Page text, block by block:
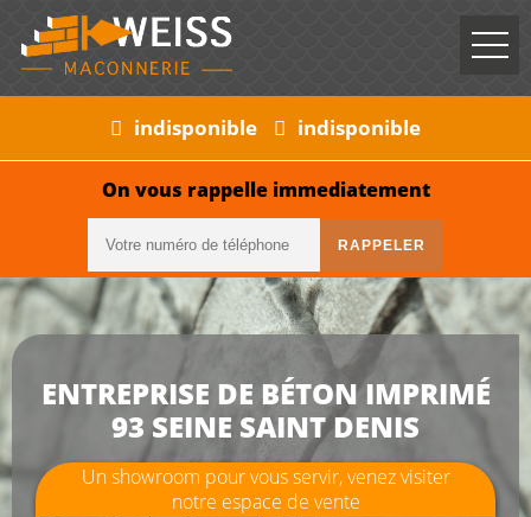
indisponible indisponible
On vous rappelle immediatement
ENTREPRISE DE BÉTON IMPRIMÉ
93 SEINE SAINT DENIS
Un showroom pour vous servir, venez visiter
notre espace de vente